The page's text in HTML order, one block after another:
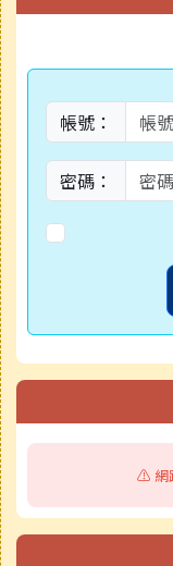
帳號：
密碼：
⚠️ 網